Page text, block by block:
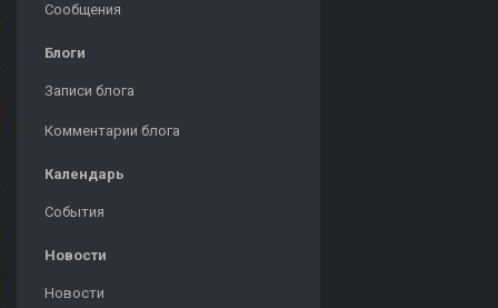
Сообщения
Блоги
Записи блога
Комментарии блога
Календарь
События
Новости
Новости